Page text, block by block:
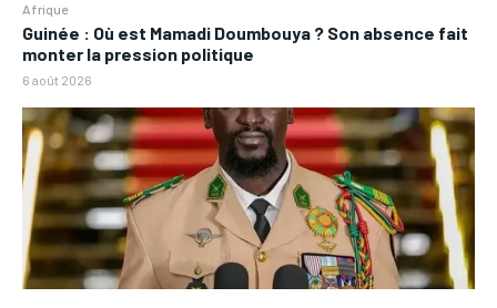
Afrique
Guinée : Où est Mamadi Doumbouya ? Son absence fait
monter la pression politique
6 août 2026